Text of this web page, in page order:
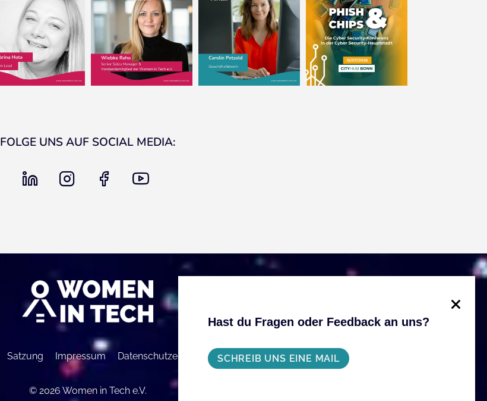
FOLGE UNS AUF SOCIAL MEDIA:
linkedin instagram
Satzung Impressum Datenschutzerklärung
© 2026 Women in Tech e.V.
Hast du Fragen oder Feedback an uns?
SCHREIB UNS EINE MAIL